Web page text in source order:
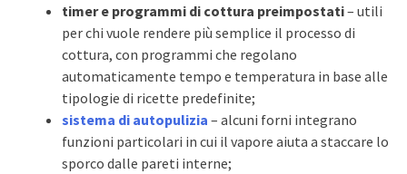
timer e programmi di cottura preimpostati– utili
per chi vuole rendere più semplice il processo di
cottura, con programmi che regolano
automaticamente tempo e temperatura in base alle
tipologie di ricette predefinite;
sistema di autopulizia – alcuni forni integrano
funzioni particolari in cui il vapore aiuta a staccare lo
sporco dalle pareti interne;